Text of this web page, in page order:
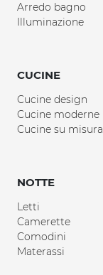
Arredo bagno
Illuminazione
CUCINE
Cucine design
Cucine moderne
Cucine su misura
NOTTE
Letti
Camerette
Comodini
Materassi